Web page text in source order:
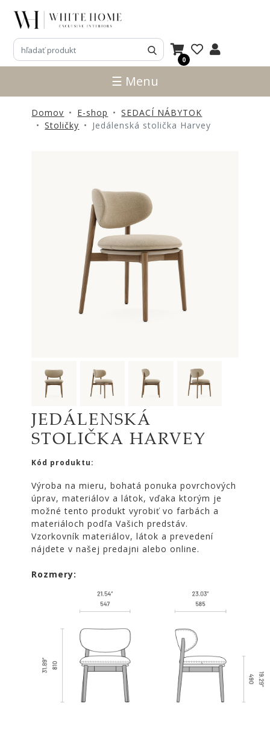
0
3D
NÁVRHY
NOVINKY
PRODUKTY
SVIETIDLÁ
KOBERCE
ZRKADLÁ
DOPLNKY
EXTERIÉROVÝ
VÔNE
SVIEČKY
CÔTE
NOIRE
VZORKOVNÍK
☰ Menu
Domov E-shop
SEDACÍ NÁBYTOK
Stoličky
Jedálenská stolička Harvey
JEDÁLENSKÁ
STOLIČKA HARVEY
Kód produktu:
Výroba na mieru, bohatá ponuka povrchových
úprav, materiálov a látok, vďaka ktorým je
možné tento produkt vyrobiť vo farbách a
materiáloch podľa Vašich predstáv.
Vzorkovník materiálov, látok a prevedení
nájdete v našej predajni alebo online.
Rozmery: